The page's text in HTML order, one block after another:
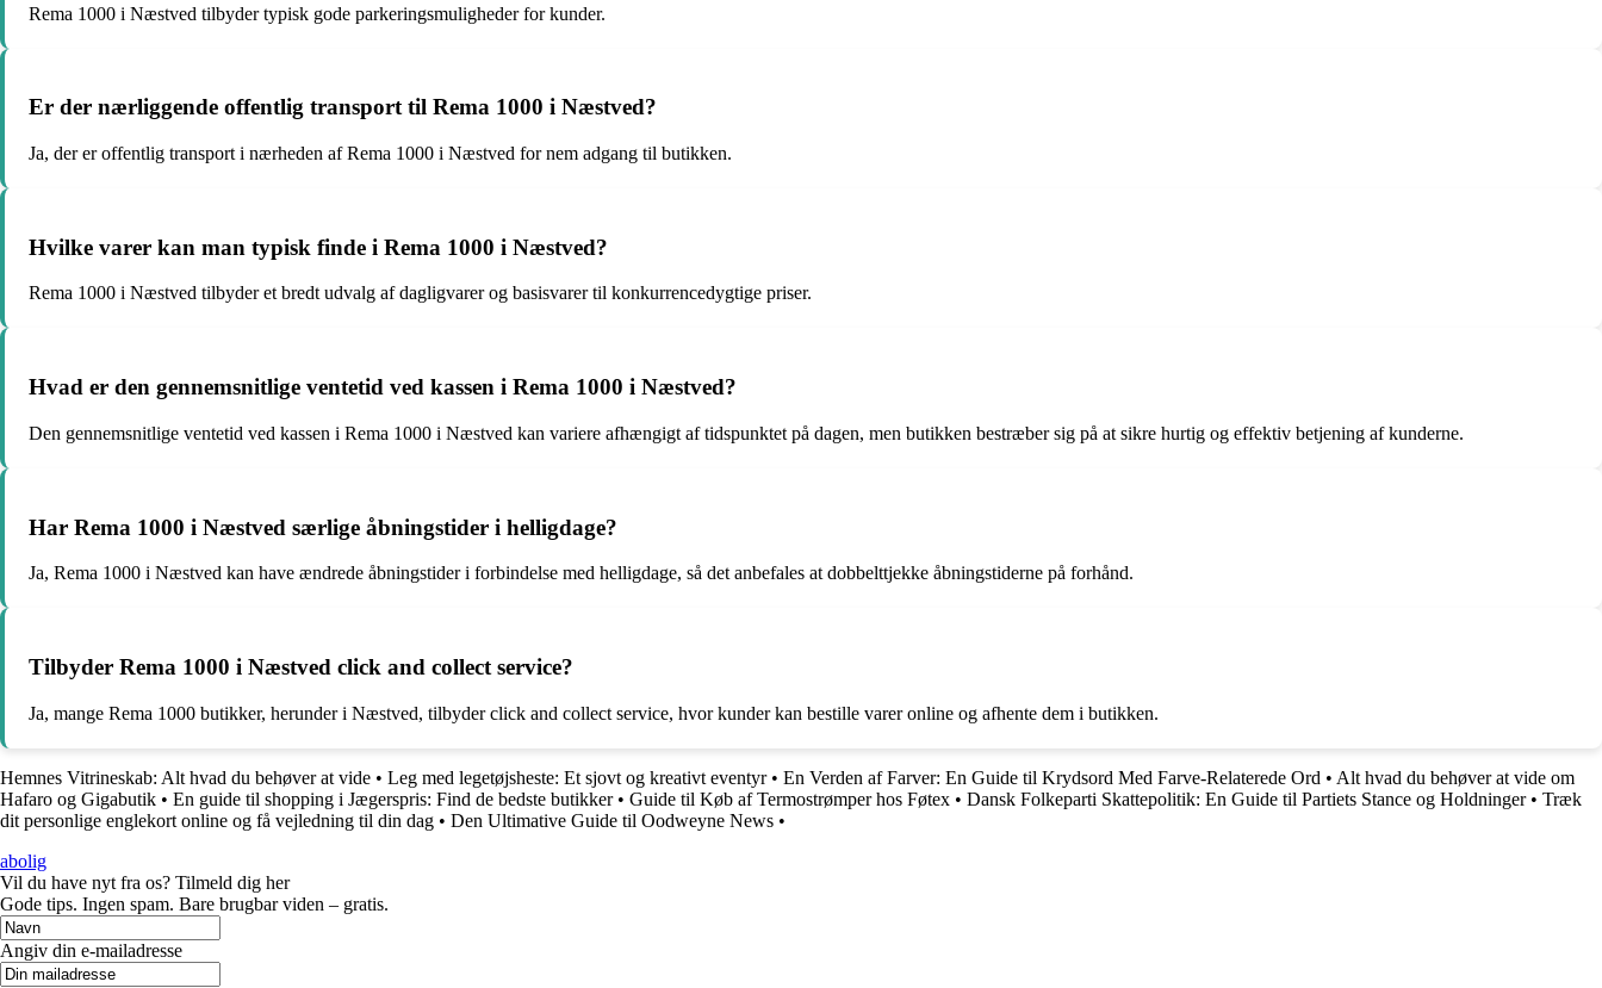
Rema 1000 i Næstved tilbyder typisk gode parkeringsmuligheder for kunder.
Er der nærliggende offentlig transport til Rema 1000 i Næstved?
Ja, der er offentlig transport i nærheden af Rema 1000 i Næstved for nem adgang til butikken.
Hvilke varer kan man typisk finde i Rema 1000 i Næstved?
Rema 1000 i Næstved tilbyder et bredt udvalg af dagligvarer og basisvarer til konkurrencedygtige priser.
Hvad er den gennemsnitlige ventetid ved kassen i Rema 1000 i Næstved?
Den gennemsnitlige ventetid ved kassen i Rema 1000 i Næstved kan variere afhængigt af tidspunktet på dagen, men butikken bestræber sig på at sikre hurtig og effektiv betjening af kunderne.
Har Rema 1000 i Næstved særlige åbningstider i helligdage?
Ja, Rema 1000 i Næstved kan have ændrede åbningstider i forbindelse med helligdage, så det anbefales at dobbelttjekke åbningstiderne på forhånd.
Tilbyder Rema 1000 i Næstved click and collect service?
Ja, mange Rema 1000 butikker, herunder i Næstved, tilbyder click and collect service, hvor kunder kan bestille varer online og afhente dem i butikken.
Hemnes Vitrineskab: Alt hvad du behøver at vide • Leg med legetøjsheste: Et sjovt og kreativt eventyr• En Verden af Farver: En Guide til Krydsord Med Farve-Relaterede Ord • Alt hvad du behøver at vide om
Hafaro og Gigabutik • En guide til shopping i Jægerspris: Find de bedste butikker• Guide til Køb af Termostrømper hos Føtex • Dansk Folkeparti Skattepolitik: En Guide til Partiets Stance og Holdninger• Træk
dit personlige englekort online og få vejledning til din dag • Den Ultimative Guide til Oodweyne News •
abolig
Vil du have nyt fra os? Tilmeld dig her
Gode tips. Ingen spam. Bare brugbar viden – gratis.
Angiv din e-mailadresse